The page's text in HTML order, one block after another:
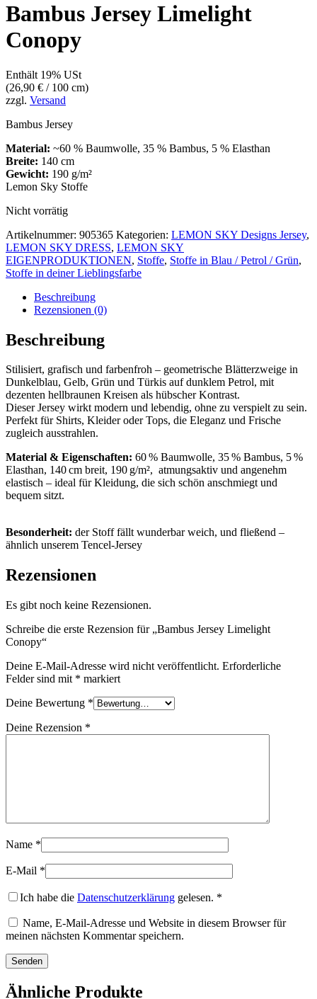
Bambus Jersey Limelight
Conopy
Enthält 19% USt
(26,90 € / 100 cm)
zzgl. Versand
Bambus Jersey
Material: ~60 % Baumwolle, 35 % Bambus, 5 % Elasthan
Breite: 140 cm
Gewicht: 190 g/m²
Lemon Sky Stoffe
Nicht vorrätig
Artikelnummer: 905365 Kategorien: LEMON SKY Designs Jersey,
LEMON SKY DRESS, LEMON SKY
EIGENPRODUKTIONEN, Stoffe, Stoffe in Blau / Petrol / Grün,
Stoffe in deiner Lieblingsfarbe
Beschreibung
Rezensionen (0)
Beschreibung
Stilisiert, grafisch und farbenfroh – geometrische Blätterzweige in
Dunkelblau, Gelb, Grün und Türkis auf dunklem Petrol, mit
dezenten hellbraunen Kreisen als hübscher Kontrast.
Dieser Jersey wirkt modern und lebendig, ohne zu verspielt zu sein.
Perfekt für Shirts, Kleider oder Tops, die Eleganz und Frische
zugleich ausstrahlen.
Material & Eigenschaften: 60 % Baumwolle, 35 % Bambus, 5 %
Elasthan, 140 cm breit, 190 g/m², atmungsaktiv und angenehm
elastisch – ideal für Kleidung, die sich schön anschmiegt und
bequem sitzt.
Besonderheit: der Stoff fällt wunderbar weich, und fließend –
ähnlich unserem Tencel-Jersey
Rezensionen
Es gibt noch keine Rezensionen.
Schreibe die erste Rezension für „Bambus Jersey Limelight
Conopy“
Deine E-Mail-Adresse wird nicht veröffentlicht. Erforderliche
Felder sind mit * markiert
Deine Bewertung *
Deine Rezension *
Name *
E-Mail *
Ich habe die Datenschutzerklärung gelesen. *
Name, E-Mail-Adresse und Website in diesem Browser für
meinen nächsten Kommentar speichern.
Ähnliche Produkte